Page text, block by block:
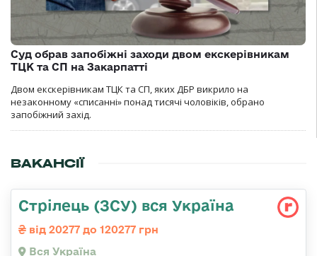
Суд обрав запобіжні заходи двом екскерівникам
ТЦК та СП на Закарпатті
Двом екскерівникам ТЦК та СП, яких ДБР викрило на
незаконному «списанні» понад тисячі чоловіків, обрано
запобіжний захід.
ВАКАНСІЇ
Стрілець (ЗСУ) вся Україна
від 20277 до 120277 грн
Вся Україна